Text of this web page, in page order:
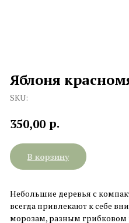
Яблоня
SKU:
350,00 р.
В корзину
Небольшие деревья с
всегда привлекают к себе
морозам, разным